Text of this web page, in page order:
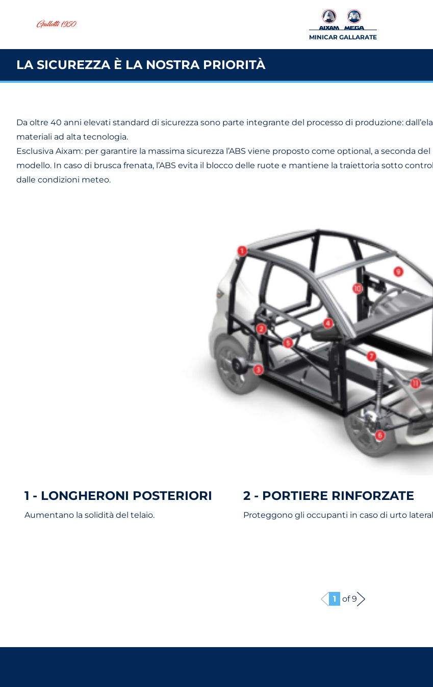
MINICAR GALLARATE
LA SICUREZZA È LA NOSTRA PRIORITÀ
Da oltre 40 anni elevati standard di sicurezza sono parte integrante del processo di produzione:
materiali ad alta tecnologia.
Esclusiva Aixam: per garantire la massima sicurezza l’ABS viene proposto come optional, a seconda del
modello. In caso di brusca frenata, l’ABS evita il blocco delle ruote e mantiene la traiettoria sotto
dalle condizioni meteo.
1 - LONGHERONI POSTERIORI
Aumentano la solidità del telaio.
2 - PORTIERE RINFORZATE
Proteggono gli occupanti in caso di urto
1 of 9